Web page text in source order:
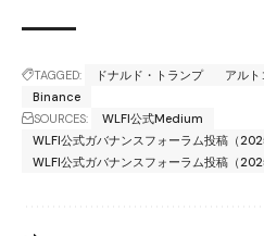
TAGGED: ドナルド・トランプ アルト
Binance
SOURCES:
WLFI公式Medium
WLFI公式ガバナンスフォーラム投稿（
WLFI公式ガバナンスフォーラム投稿（